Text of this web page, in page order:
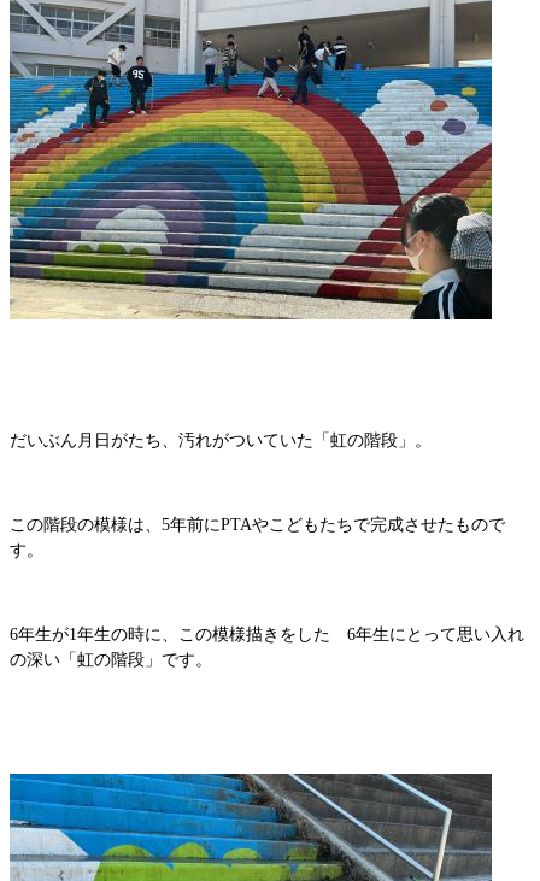
だいぶん月日がたち、汚れがついていた「虹の階段」。
この階段の模様は、5年前にPTAやこどもたちで完成させたもので
す。
6年生が1年生の時に、この模様描きをした 6年生にとって思い入れ
の深い「虹の階段」です。